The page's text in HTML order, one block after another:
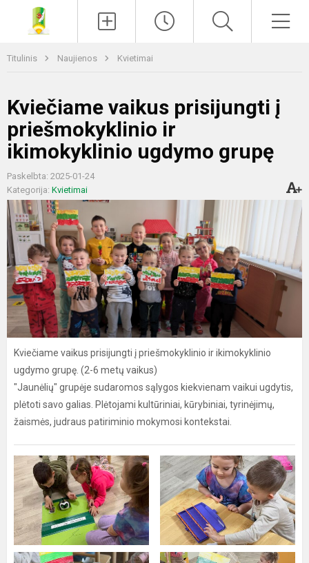
Titulinis Naujienos Kvietimai
Kviečiame vaikus prisijungti į
priešmokyklinio ir
ikimokyklinio ugdymo grupę
Paskelbta: 2025-01-24
Kategorija: Kvietimai
Kviečiame vaikus prisijungti į priešmokyklinio ir ikimokyklinio
ugdymo grupę. (2-6 metų vaikus)
"Jaunėlių" grupėje sudaromos sąlygos kiekvienam vaikui ugdytis,
plėtoti savo galias. Plėtojami kultūriniai, kūrybiniai, tyrinėjimų,
žaismės, judraus patiriminio mokymosi kontekstai.